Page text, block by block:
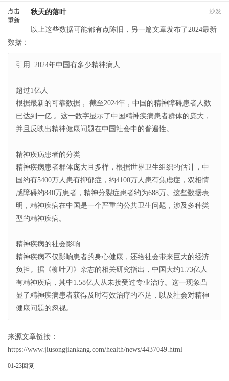
点击
重新
沙发
秋天的落叶
以上这些数据可能都有点陈旧，另一篇文章发布了2024最新
数据：
引用: 2024年中国有多少精神病人
超过1亿人
根据最新的可靠数据， 截至2024年，中国的精神障碍患者人数
已达到一亿 。这一数字显示了中国精神疾病患者群体的庞大，
并且反映出精神健康问题在中国社会中的普遍性。
精神疾病患者的分类
精神疾病患者群体庞大且多样，根据世界卫生组织的估计，中
国约有5400万人患有抑郁症，约4100万人患有焦虑症，双相情
感障碍约840万患者，精神分裂症患者约为688万。这些数据表
明，精神疾病在中国是一个严重的公共卫生问题，涉及多种类
型的精神疾病。
精神疾病的社会影响
精神疾病不仅影响患者的身心健康，还给社会带来巨大的经济
负担。据《柳叶刀》杂志的相关研究指出，中国大约1.73亿人
有精神疾病，其中1.58亿人从未接受过专业治疗。这一现象凸
显了精神疾病患者获得及时有效治疗的不足，以及社会对精神
健康问题的忽视。
来源文章链接：
https://www.jiusongjiankang.com/health/news/4437049.html
01-23回复